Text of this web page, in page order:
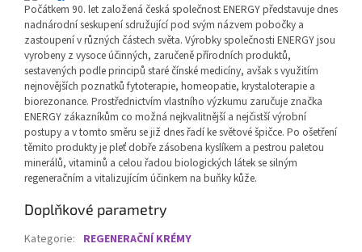
Počátkem 90. let založená česká společnost ENERGY představuje dnes
nadnárodní seskupení sdružující pod svým názvem pobočky a
zastoupení v různých částech světa. Výrobky společnosti ENERGY jsou
vyrobeny z vysoce účinných, zaručeně přírodních produktů,
sestavených podle principů staré čínské medicíny, avšak s využitím
nejnovějších poznatků fytoterapie, homeopatie, krystaloterapie a
biorezonance. Prostřednictvím vlastního výzkumu zaručuje značka
ENERGY zákazníkům co možná nejkvalitnější a nejčistší výrobní
postupy a v tomto směru se již dnes řadí ke světové špičce. Po ošetření
těmito produkty je pleť dobře zásobena kyslíkem a pestrou paletou
minerálů, vitaminů a celou řadou biologických látek se silným
regeneračním a vitalizujícím účinkem na buňky kůže.
Doplňkové parametry
Kategorie: REGENERAČNÍ KRÉMY